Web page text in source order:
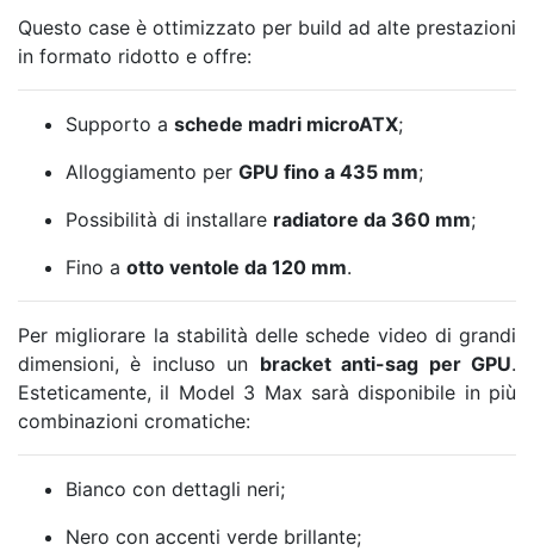
Questo case è ottimizzato per build ad alte prestazioni
in formato ridotto e offre:
Supporto a schede madri microATX;
Alloggiamento per GPU fino a 435 mm;
Possibilità di installare radiatore da 360 mm;
Fino a otto ventole da 120 mm.
Per migliorare la stabilità delle schede video di grandi
dimensioni, è incluso un bracket anti-sag per GPU.
Esteticamente, il Model 3 Max sarà disponibile in più
combinazioni cromatiche:
Bianco con dettagli neri;
Nero con accenti verde brillante;